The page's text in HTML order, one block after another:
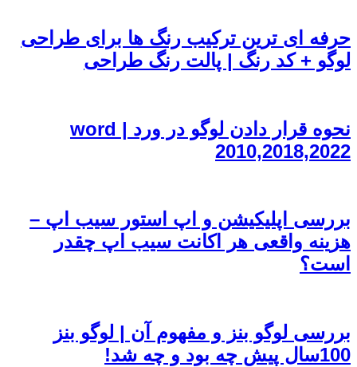
حرفه ای ترین ترکیب رنگ ها برای طراحی
لوگو + کد رنگ | پالت رنگ طراحی
نحوه قرار دادن لوگو در ورد | word
2010,2018,2022
بررسی اپلیکیشن و اپ استور سیب اپ –
هزینه واقعی هر اکانت سیب اپ چقدر
است؟
بررسی لوگو بنز و مفهوم آن | لوگو بنز
100سال پیش چه بود و چه شد!